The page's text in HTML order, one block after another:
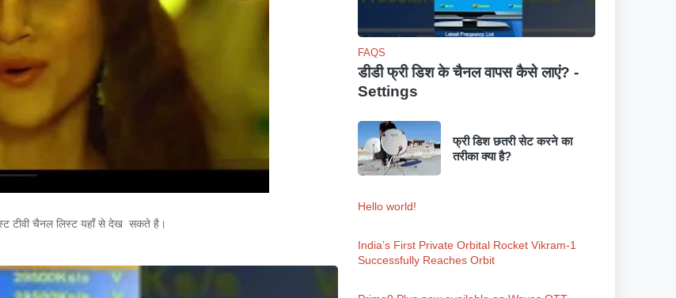
टीवी चैनल लिस्ट यहाँ से देख सकते है।
FAQS
डीडी फ्री डिश के चैनल वापस कैसे लाएं? -
Settings
फ्री डिश छतरी सेट करने का
तरीका क्या है?
Hello world!
India’s First Private Orbital Rocket Vikram-1
Successfully Reaches Orbit